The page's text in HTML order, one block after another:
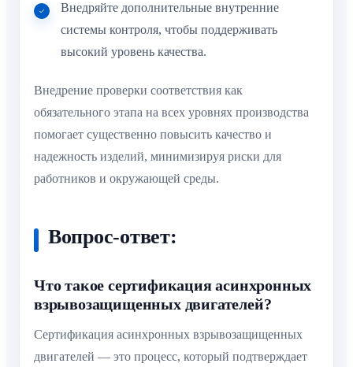
Внедряйте дополнительные внутренние
системы контроля, чтобы поддерживать
высокий уровень качества.
Внедрение проверки соответствия как
обязательного этапа на всех уровнях производства
помогает существенно повысить качество и
надежность изделий, минимизируя риски для
работников и окружающей среды.
Вопрос-ответ:
Что такое сертификация асинхронных
взрывозащищенных двигателей?
Сертификация асинхронных взрывозащищенных
двигателей — это процесс, который подтверждает